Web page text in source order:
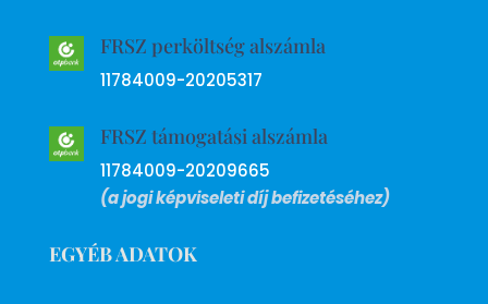
FRSZ perköltség alszámla
11784009-20205317
FRSZ támogatási alszámla
11784009-20209665
(a jogi képviseleti díj befizetéséhez)
EGYÉB ADATOK